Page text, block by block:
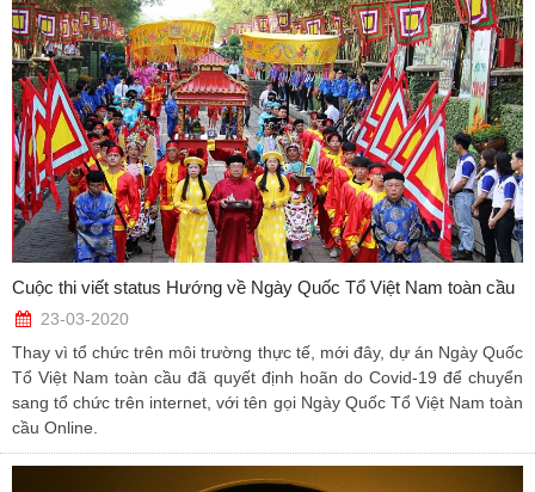
Cuộc thi viết status Hướng về Ngày Quốc Tổ Việt Nam toàn cầu
23-03-2020
Thay vì tổ chức trên môi trường thực tế, mới đây, dự án Ngày Quốc
Tổ Việt Nam toàn cầu đã quyết định hoãn do Covid-19 để chuyển
sang tổ chức trên internet, với tên gọi Ngày Quốc Tổ Việt Nam toàn
cầu Online.